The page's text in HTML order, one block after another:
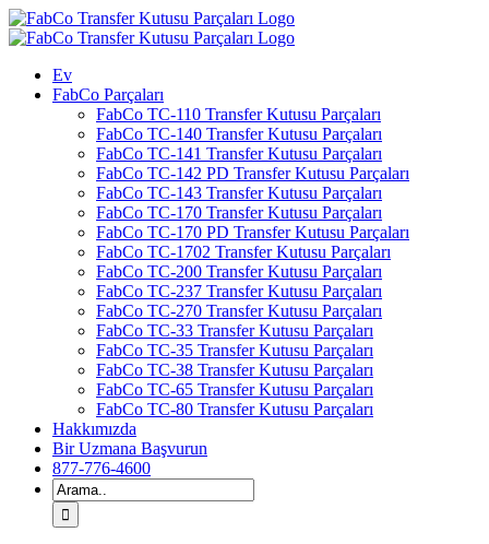
İçeriğe
atla
Ev
FabCo Parçaları
FabCo TC-110 Transfer Kutusu Parçaları
FabCo TC-140 Transfer Kutusu Parçaları
FabCo TC-141 Transfer Kutusu Parçaları
FabCo TC-142 PD Transfer Kutusu Parçaları
FabCo TC-143 Transfer Kutusu Parçaları
FabCo TC-170 Transfer Kutusu Parçaları
FabCo TC-170 PD Transfer Kutusu Parçaları
FabCo TC-1702 Transfer Kutusu Parçaları
FabCo TC-200 Transfer Kutusu Parçaları
FabCo TC-237 Transfer Kutusu Parçaları
FabCo TC-270 Transfer Kutusu Parçaları
FabCo TC-33 Transfer Kutusu Parçaları
FabCo TC-35 Transfer Kutusu Parçaları
FabCo TC-38 Transfer Kutusu Parçaları
FabCo TC-65 Transfer Kutusu Parçaları
FabCo TC-80 Transfer Kutusu Parçaları
Hakkımızda
Bir Uzmana Başvurun
877-776-4600
Aramak: